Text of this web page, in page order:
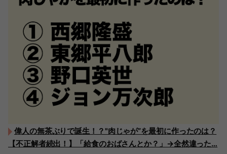
偉人の無茶ぶりで誕生！？"肉じゃが”を最初に作ったのは？
【不正解者続出！】「給食のおばさんとか？」→全然違った…